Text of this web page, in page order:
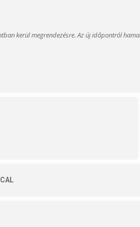
kerül megrendezésre. Az új időpontról